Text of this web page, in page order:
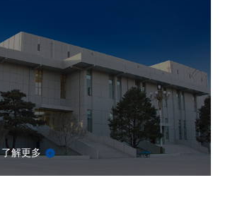
了解更多